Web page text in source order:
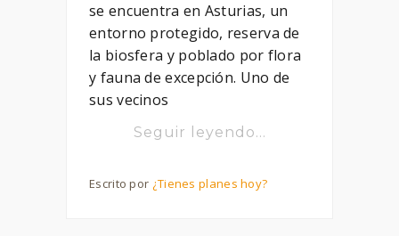
se encuentra en Asturias, un
entorno protegido, reserva de
la biosfera y poblado por flora
y fauna de excepción. Uno de
sus vecinos
Seguir leyendo...
Escrito por ¿Tienes planes hoy?